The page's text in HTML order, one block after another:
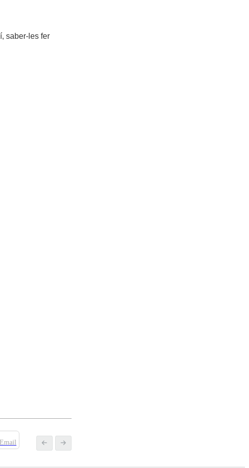
saber-les fer
Email